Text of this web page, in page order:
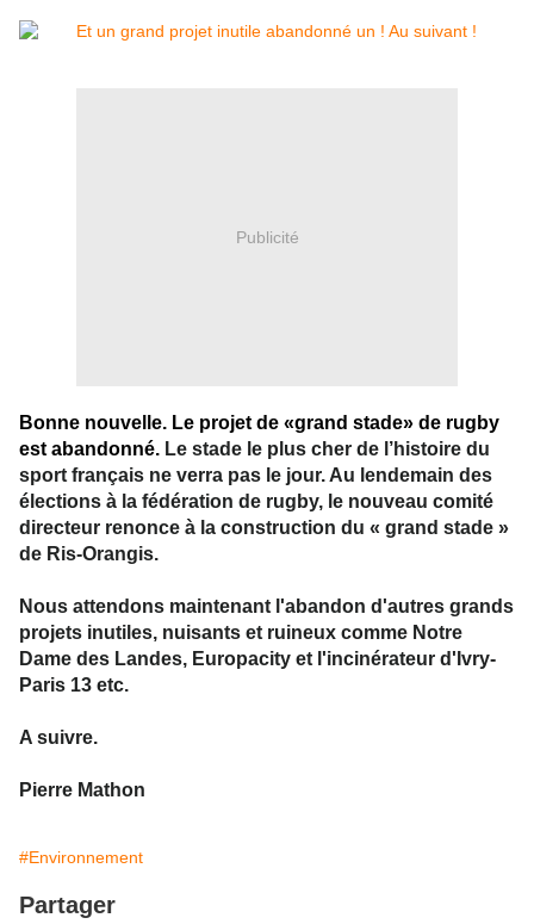
Publicité
Bonne nouvelle. Le projet de «grand stade» de rugby
est abandonné. Le stade le plus cher de l’histoire du
sport français ne verra pas le jour. Au lendemain des
élections à la fédération de rugby, le nouveau comité
directeur renonce à la construction du « grand stade »
de Ris-Orangis.
Nous attendons maintenant l'abandon d'autres grands
projets inutiles, nuisants et ruineux comme Notre
Dame des Landes, Europacity et l'incinérateur d'Ivry-
Paris 13 etc.
A suivre.
Pierre Mathon
#Environnement
Partager